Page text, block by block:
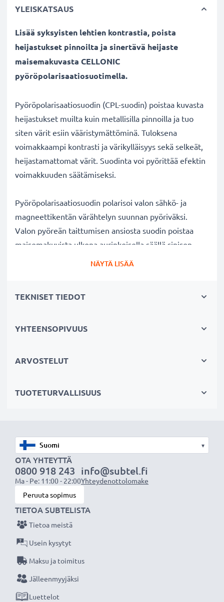
YLEISKATSAUS
Lisää syksyisten lehtien kontrastia, poista
heijastukset pinnoilta ja sinertävä heijaste
maisemakuvasta CELLONIC
pyöröpolarisaatiosuotimella.
Pyöröpolarisaatiosuodin (CPL-suodin) poistaa kuvasta
heijastukset muilta kuin metallisilla pinnoilla ja tuo
siten värit esiin vääristymättöminä. Tuloksena
voimakkaampi kontrasti ja värikylläisyys sekä selkeät,
heijastamattomat värit. Suodinta voi pyörittää efektin
voimakkuuden säätämiseksi.
Pyöröpolarisaatiosuodin polarisoi valon sähkö- ja
magneettikentän värähtelyn suunnan pyöriväksi.
Valon pyöreän taittumisen ansiosta suodin poistaa
maisemakuvista ulkona aurinkoisella säällä sinisen
usvan. Lisäksi polarisaatiosuotimella voi kuvata
✔ Poistaa heijastukset ei-metallisilta pinnoilta (esim.
✔ Lisää värikylläisyyttä ja kontrastia ja tuo esiin
✔ Tekee sateenkaaren värit näkyvämmiksi
✔ Saa taivaan näyttämään sinisemmältä ja pilvet
valkoisemmilta
✔ Vähentää sinistä usvaa maisemakuvissa ja
teleobjektiivilla kuvattaessa
Laadukas, moninkertaisesti pinnoitettu lasi ja
säädettävä polarisaatio
✔ Värineutraali lasi heijastamattomalla pinnoitteella
halutun valon taittumisen saamiseksi
NÄYTÄ LISÄÄ
TEKNISET TIEDOT
YHTEENSOPIVUUS
ARVOSTELUT
TUOTETURVALLISUUS
▾
OTA YHTEYTTÄ
0800 918 243
Ma - Pe: 11:00 - 22:00
info@subtel.fi
Yhteydenottolomake
Peruuta sopimus
TIETOA SUBTELISTA
Tietoa meistä
Usein kysytyt
Maksu ja toimitus
Jälleenmyyjäksi
Luettelot